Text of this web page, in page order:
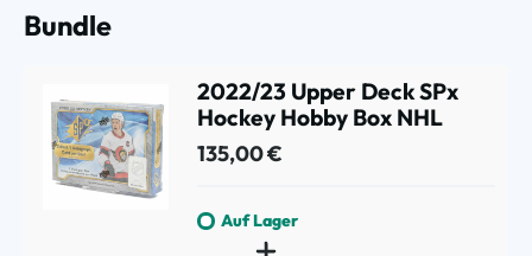
Bundle
2022/23 Upper Deck SPx
Hockey Hobby Box NHL
135,00 €
Auf Lager